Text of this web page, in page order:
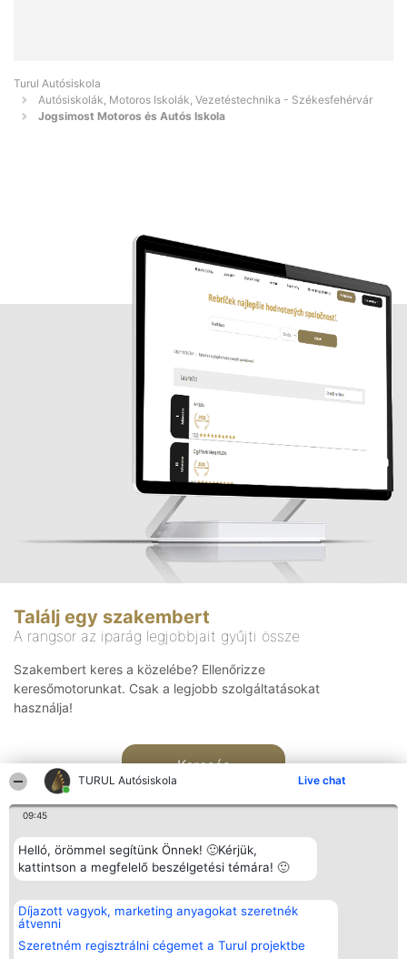
TURUL Autósiskola Live chat
09:45
Helló, örömmel segítünk Önnek! 🙂Kérjük,
kattintson a megfelelő beszélgetési témára! 🙂
Díjazott vagyok, marketing anyagokat szeretnék
átvenni
Szeretném regisztrálni cégemet a Turul projektbe
Turul Autósiskola
Autósiskolák, Motoros Iskolák, Vezetéstechnika - Székesfehérvár
Jogsimost Motoros és Autós Iskola
Találj egy szakembert
A rangsor az iparág legjobbjait gyűjti össze
Szakembert keres a közelébe? Ellenőrizze
keresőmotorunkat. Csak a legjobb szolgáltatásokat
használja!
Keresés
Rangsorszervező
SC Beautiful Company S.R.L.
Bulevardul Aleea Timișul De
Sus Nr. 2, Bl. A30, Sc. A, Et.
4, Ap. 13
Népszavazás
Nyertesek
listája
Elérhetőség
Elérhetőség